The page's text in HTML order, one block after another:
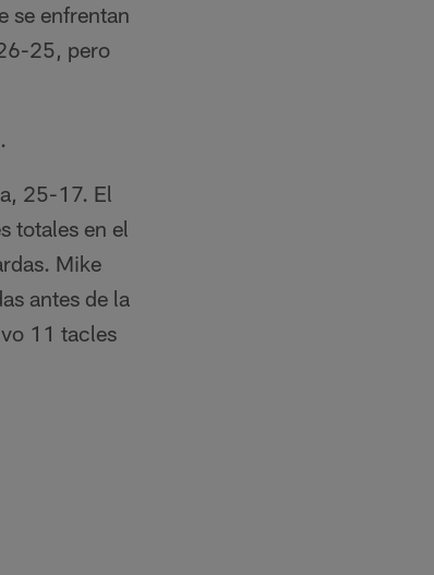
se enfrentan
25, pero
25-17. El
totales en el
Mike
antes de la
11 tacles